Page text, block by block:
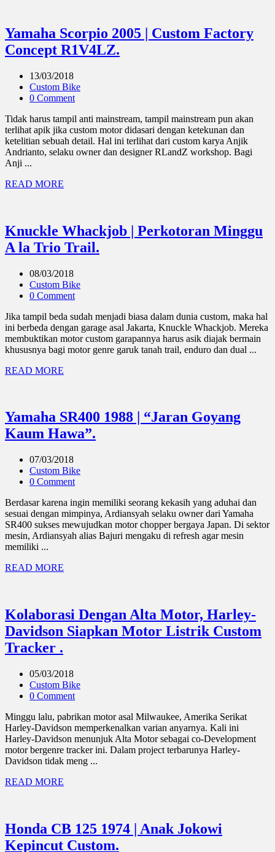
Yamaha Scorpio 2005 | Custom Factory
Concept R1V4LZ.
13/03/2018
Custom Bike
0 Comment
Tidak harus tampil anti mainstream, tampil mainstream pun akan
terlihat apik jika custom motor didasari dengan ketekunan dan
ketelitian sebuah detail. Hal ini terlihat dari custom karya Anjik
Andrianto, selaku owner dan designer RLandZ workshop. Bagi
Anji ...
READ MORE
Knuckle Whackjob | Perkotoran Minggu
A la Trio Trail.
08/03/2018
Custom Bike
0 Comment
Jika tampil beda sudah menjadi biasa dalam dunia custom, maka hal
ini berbeda dengan garage asal Jakarta, Knuckle Whackjob. Mereka
membuktikan motor custom garapannya harus asik diajak bermain
khususnya bagi motor genre garuk tanah trail, enduro dan dual ...
READ MORE
Yamaha SR400 1988 | “Jaran Goyang
Kaum Hawa”.
07/03/2018
Custom Bike
0 Comment
Berdasar karena ingin memiliki seorang kekasih yang aduhai dan
sesuai dengan mimpinya, Ardiansyah selaku owner dari Yamaha
SR400 sukses mewujudkan motor chopper bergaya Japan. Di sektor
mesin, Ardiansyah alias Bajuri mengaku di refresh agar mesin
memiliki ...
READ MORE
Kolaborasi Dengan Alta Motor, Harley-
Davidson Siapkan Motor Listrik Custom
Tracker .
05/03/2018
Custom Bike
0 Comment
Minggu lalu, pabrikan motor asal Milwaukee, Amerika Serikat
Harley-Davidson memperkenalkan varian anyarnya. Kali ini
Harley-Davidson menunjuk Alta Motor sebagai co-Development
motor bergenre tracker ini. Dalam project terbarunya Harley-
Davidson tidak meng ...
READ MORE
Honda CB 125 1974 | Anak Jokowi
Kepincut Custom.